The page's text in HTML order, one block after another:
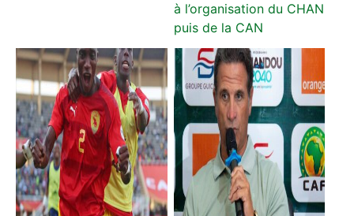
à l’organisation du CHAN
puis de la CAN